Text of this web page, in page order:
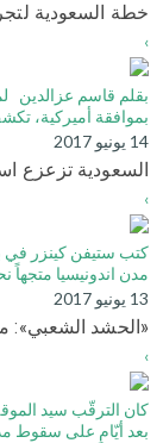
خطة السعودية
›
بقلم قاسم عزالدين
بموافقة أميركية،
14 يونيو 2017
السعودية تزعزع
›
كتب ستيفن كينزر في
مدن اندونيسيا متجهاً
13 يونيو 2017
«الحشد الشعبي»:
›
كان الترقّب سيد
بعد أيّامٍ على سقوط